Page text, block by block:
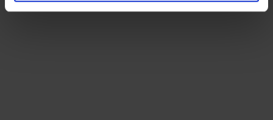
samtycke när som helst från cookie-förklaringen.